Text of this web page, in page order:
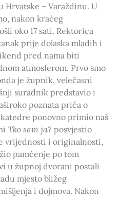
Hrvatske – Varaždinu. U
nakon kraćeg
oko 17 sati. Rektorica
prije dolaska mladih i
pred nama biti
atmosferom. Prvo smo
je župnik, velečasni
suradnik predstavio i
poznata priča o
ponovno primio naš
Tko sam ja? posvjestio
vrijednosti i originalnosti,
pamćenje po tom
u župnoj dvorani postali
mjesto bližeg
i dojmova. Nakon